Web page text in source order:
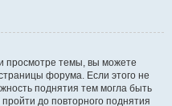
просмотре темы, вы можете
форума. Если этого не
поднятия тем могла быть
до повторного поднятия